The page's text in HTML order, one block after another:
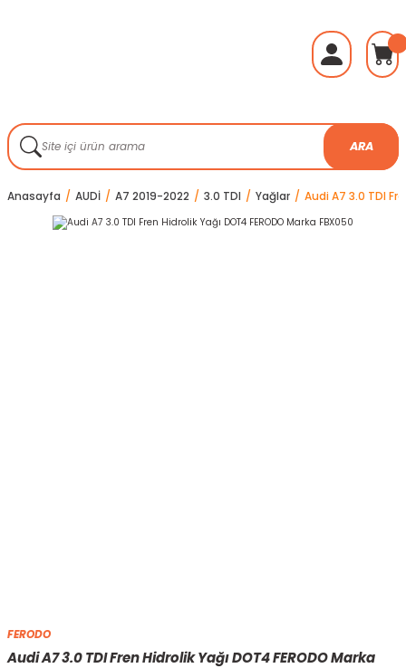
ARA
Anasayfa AUDİ A7 2019-2022 3.0 TDI Yağlar Audi A7 3.0 TDI
FERODO
Audi A7 3.0 TDI Fren Hidrolik Yağı DOT4 FERODO Marka